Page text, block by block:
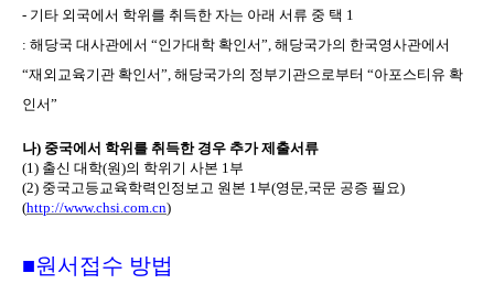
- 기타 외국에서 학위를 취득한 자는 아래 서류 중 택 1
: 해당국 대사관에서 “인가대학 확인서”, 해당국가의 한국영사관에서
“재외교육기관 확인서”, 해당국가의 정부기관으로부터 “아포스티유 확
인서”
나) 중국에서 학위를 취득한 경우 추가 제출서류
(1) 출신 대학(원)의 학위기 사본 1부
(2) 중국고등교육학력인정보고 원본 1부(영문,국문 공증 필요)
(http://www.chsi.com.cn)
■원서접수 방법